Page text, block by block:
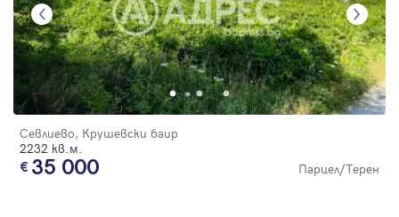
Севлиево, Крушевски баир
2232 кв.м.
35 000 Парцел/Терен